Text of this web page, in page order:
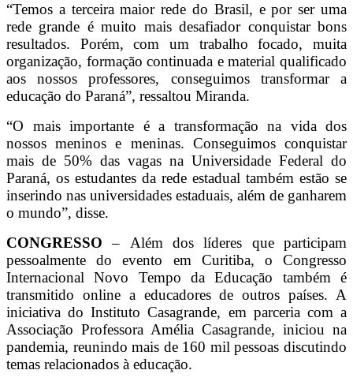
“Temos a terceira maior rede do Brasil, e por ser uma
rede grande é muito mais desafiador conquistar bons
resultados. Porém, com um trabalho focado, muita
organização, formação continuada e material qualificado
aos nossos professores, conseguimos transformar a
educação do Paraná”, ressaltou Miranda.
“O mais importante é a transformação na vida dos
nossos meninos e meninas. Conseguimos conquistar
mais de 50% das vagas na Universidade Federal do
Paraná, os estudantes da rede estadual também estão se
inserindo nas universidades estaduais, além de ganharem
o mundo”, disse.
CONGRESSO–
Além dos líderes que participam
pessoalmente do evento em Curitiba, o Congresso
Internacional Novo Tempo da Educação também é
transmitido online a educadores de outros países. A
iniciativa do Instituto Casagrande, em parceria com a
Associação Professora Amélia Casagrande, iniciou na
pandemia, reunindo mais de 160 mil pessoas discutindo
temas relacionados à educação.